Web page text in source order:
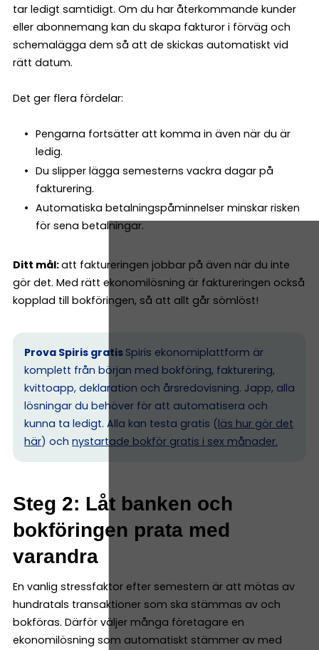
tar ledigt samtidigt. Om du har återkommande kunder
eller abonnemang kan du skapa fakturor i förväg och
schemalägga dem så att de skickas automatiskt vid
rätt datum.
Det ger flera fördelar:
Pengarna fortsätter att komma in även när du är
ledig.
Du slipper lägga semesterns vackra dagar på
fakturering.
Automatiska betalningspåminnelser minskar risken
för sena betalningar.
Ditt mål:att faktureringen jobbar på även när du inte
gör det. Med rätt ekonomilösning är faktureringen också
kopplad till bokföringen, så att allt går sömlöst!
Prova Spiris gratis Spiris ekonomiplattform är
komplett från början med bokföring, fakturering,
kvittoapp, deklaration och årsredovisning. Japp, alla
lösningar du behöver för att automatisera och
kunna ta ledigt. Alla kan testa gratis (läs hur gör det
här) och nystartade bokför gratis i sex månader.
Steg 2: Låt banken och
bokföringen prata med
varandra
En vanlig stressfaktor efter semestern är att mötas av
hundratals transaktioner som ska stämmas av och
bokföras. Därför väljer många företagare en
ekonomilösning som automatiskt stämmer av med